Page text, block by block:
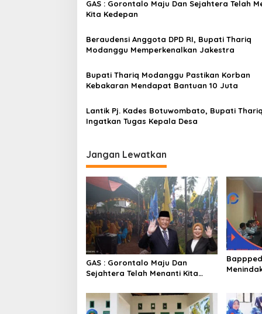
a
i
o
s
GAS : Gorontalo Maju Dan Sejahtera Telah
Kita Kedepan
Beraudensi Anggota DPD RI, Bupati Thariq
Modanggu Memperkenalkan Jakestra
Bupati Thariq Modanggu Pastikan Korban
Kebakaran Mendapat Bantuan 10 Juta
Lantik Pj. Kades Botuwombato, Bupati Thariq
Ingatkan Tugas Kepala Desa
Jangan Lewatkan
GAS : Gorontalo Maju Dan
Sejahtera Telah Menanti Kita